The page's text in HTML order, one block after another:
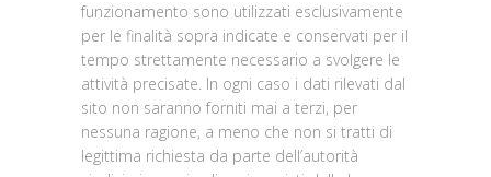
funzionamento sono utilizzati esclusivamente
per le finalità sopra indicate e conservati per il
tempo strettamente necessario a svolgere le
attività precisate. In ogni caso i dati rilevati dal
sito non saranno forniti mai a terzi, per
nessuna ragione, a meno che non si tratti di
legittima richiesta da parte dell’autorità